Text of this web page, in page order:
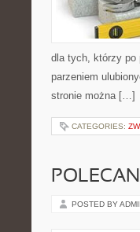
dla tych, którzy po
parzeniem
stronie można […]
CATEGORIES:
POSTED BY